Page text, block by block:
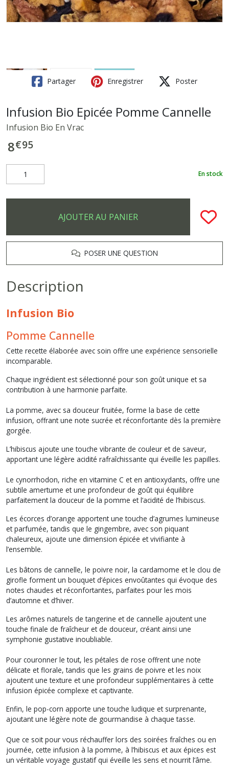
Partager Enregistrer Poster
Infusion Bio Epicée Pomme Cannelle
Infusion Bio En Vrac
8€95
En stock
AJOUTER AU PANIER
POSER UNE QUESTION
Description
Infusion Bio
Pomme Cannelle
Cette recette élaborée avec soin offre une expérience sensorielle
incomparable.
Chaque ingrédient est sélectionné pour son goût unique et sa
contribution à une harmonie parfaite.
La pomme, avec sa douceur fruitée, forme la base de cette
infusion, offrant une note sucrée et réconfortante dès la première
gorgée.
L’hibiscus ajoute une touche vibrante de couleur et de saveur,
apportant une légère acidité rafraîchissante qui éveille les papilles.
Le cynorrhodon, riche en vitamine C et en antioxydants, offre une
subtile amertume et une profondeur de goût qui équilibre
parfaitement la douceur de la pomme et l’acidité de l’hibiscus.
Les écorces d’orange apportent une touche d’agrumes lumineuse
et parfumée, tandis que le gingembre, avec son piquant
chaleureux, ajoute une dimension épicée et vivifiante à
l’ensemble.
Les bâtons de cannelle, le poivre noir, la cardamome et le clou de
girofle forment un bouquet d’épices envoûtantes qui évoque des
notes chaudes et réconfortantes, parfaites pour les mois
d’automne et d’hiver.
Les arômes naturels de tangerine et de cannelle ajoutent une
touche finale de fraîcheur et de douceur, créant ainsi une
symphonie gustative inoubliable.
Pour couronner le tout, les pétales de rose offrent une note
délicate et florale, tandis que les grains de poivre et les noix
ajoutent une texture et une profondeur supplémentaires à cette
infusion épicée complexe et captivante.
Enfin, le pop-corn apporte une touche ludique et surprenante,
ajoutant une légère note de gourmandise à chaque tasse.
Que ce soit pour vous réchauffer lors des soirées fraîches ou en
journée, cette infusion à la pomme, à l’hibiscus et aux épices est
un véritable voyage gustatif qui éveille les sens et nourrit l’âme.